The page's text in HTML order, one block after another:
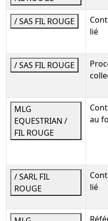
Date d'inscription :17-
Date de fin :17-01-2028
URSSAF
20 Av Viton 13299
20
Adresse du créancier :20
Mentions :Numero de
2025SEC00327 La
contre SARL FIL ROUGE
MAI 25 16 06 25 2132,00
complémentaires(MAJ :
Montant :
Date d'inscription :
Date de fin :20-12-2027
/ SAS FIL ROUGE
lié
/ SAS FIL ROUGE
MLG
EQUESTRIAN /
FIL ROUGE
au
/ SARL FIL
ROUGE
lié